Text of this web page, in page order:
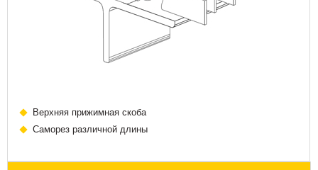
Верхняя прижимная скоба
Саморез различной длины